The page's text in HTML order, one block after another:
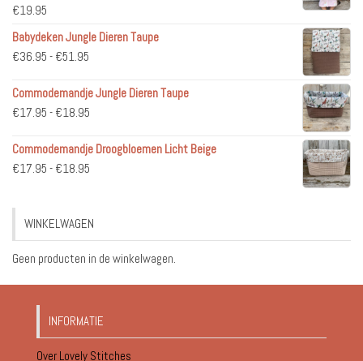
€19.95
Babydeken Jungle Dieren Taupe
€36.95 - €51.95
tot
€51.95
Commodemandje Jungle Dieren Taupe
€17.95 - €18.95
tot
Commodemandje Droogbloemen Licht Beige
€17.95 - €18.95
€18.95
WINKELWAGEN
Geen producten in de winkelwagen.
INFORMATIE
Over Lovely Stitches